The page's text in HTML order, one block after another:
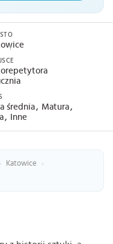
średnia Matura
Inne
› Katowice
›